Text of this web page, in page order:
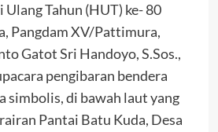
Tahun (HUT) ke- 80
Pangdam XV/Pattimura,
Gatot Sri Handoyo, S.Sos.,
pengibaran bendera
simbolis, di bawah laut yang
Pantai Batu Kuda, Desa